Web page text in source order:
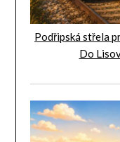
Podřipská střela
Do